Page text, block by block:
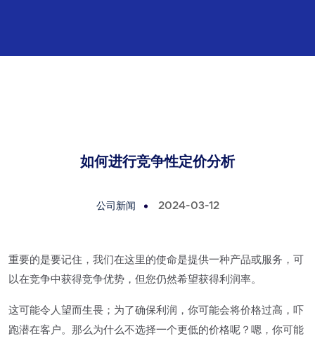
如何进行竞争性定价分析
公司新闻 2024-03-12
重要的是要记住，我们在这里的使命是提供一种产品或服务，可
以在竞争中获得竞争优势，但您仍然希望获得利润率。
这可能令人望而生畏；为了确保利润，你可能会将价格过高，吓
跑潜在客户。那么为什么不选择一个更低的价格呢？嗯，你可能